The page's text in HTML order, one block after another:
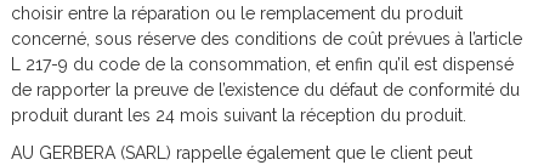
choisir entre la réparation ou le remplacement du produit
concerné, sous réserve des conditions de coût prévues à l’article
L 217-9 du code de la consommation, et enfin qu’il est dispensé
de rapporter la preuve de l’existence du défaut de conformité du
produit durant les 24 mois suivant la réception du produit.
AU GERBERA (SARL) rappelle également que le client peut